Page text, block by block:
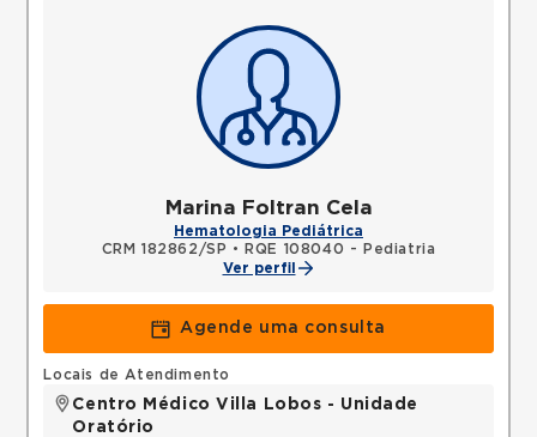
Marina Foltran Cela
Hematologia Pediátrica
CRM 182862/SP •
RQE 108040 - Pediatria
Ver perfil
Agende uma consulta
Locais de Atendimento
Centro Médico Villa Lobos - Unidade
Oratório